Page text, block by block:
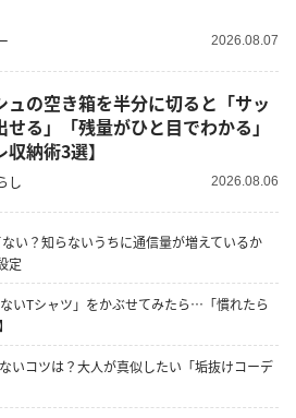
2026.08.07
ュの空き箱を半分に切ると「サッ
せる」「残量がひと目でわかる」
収納術3選】
し 2026.08.06
ない？知らないうちに通信量が増えているか
定
いTシャツ」をかぶせてみたら…「慣れたら
いコツは？大人が真似したい「垢抜けコーデ